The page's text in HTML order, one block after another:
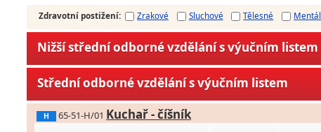
Zdravotní postižení: Zrakové Sluchové Tělesné
Nižší střední odborné vzdělání s výučním listem
Střední odborné vzdělání s výučním listem
H 65-51-H/01 Kuchař - číšník